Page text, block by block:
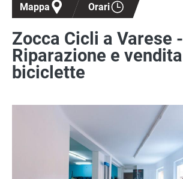
Mappa Orari
Zocca Cicli a Varese -
Riparazione e vendita
biciclette